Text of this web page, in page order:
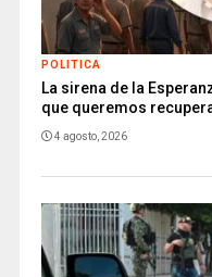
POLITICA
La sirena de la
que queremos
4 agosto, 2026